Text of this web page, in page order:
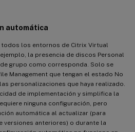
automática
todos los entornos de Citrix Virtual
la presencia de discos Personal
grupo como corresponda. Solo se
Management que tengan el estado No
personalizaciones que haya realizado.
de implementación y simplifica la
ninguna configuración, pero
automática al actualizar (para
versiones anteriores) o durante la